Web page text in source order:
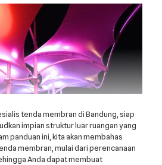
tenda membran di Bandung, siap
impian struktur luar ruangan yang
panduan ini, kita akan membahas
membran, mulai dari perencanaan
Anda dapat membuat